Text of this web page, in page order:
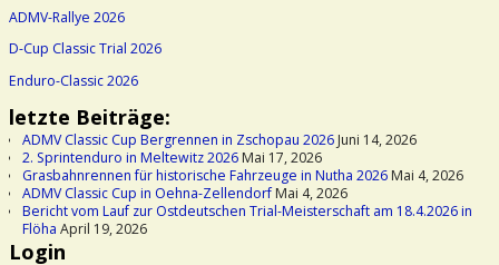
ADMV-Rallye 2026
D-Cup Classic Trial 2026
Enduro-Classic 2026
letzte Beiträge:
ADMV Classic Cup Bergrennen in Zschopau 2026Juni 14, 2026
2. Sprintenduro in Meltewitz 2026Mai 17, 2026
Grasbahnrennen für historische Fahrzeuge in Nutha 2026Mai 4, 2026
ADMV Classic Cup in Oehna-ZellendorfMai 4, 2026
Bericht vom Lauf zur Ostdeutschen Trial-Meisterschaft am 18.4.2026 in
Flöha April 19, 2026
Login